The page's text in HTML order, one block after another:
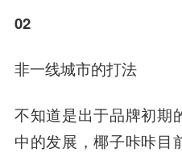
02
非一线城市的打法
不知道是出于品牌初期
中的发展，椰子咔咔目